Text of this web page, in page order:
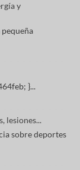
y
}...
lesiones...
sobre deportes